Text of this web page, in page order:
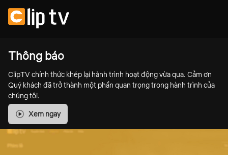
Thông báo
ClipTV chính thức khép lại hành trình hoạt động vừa qua. Cảm ơn
Quý khách đã trở thành một phần quan trọng trong hành trình của
chúng tôi.
Xem ngay